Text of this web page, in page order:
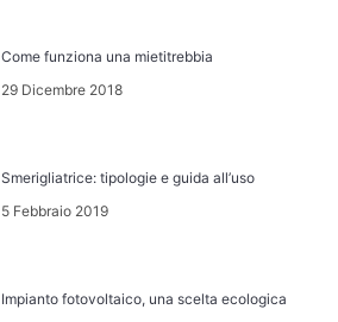
Come funziona una mietitrebbia
29 Dicembre 2018
Smerigliatrice: tipologie e guida all’uso
5 Febbraio 2019
Impianto fotovoltaico, una scelta ecologica